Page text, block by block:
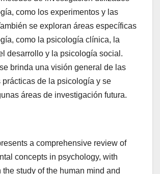
como los experimentos y las
se exploran áreas específicas
como la psicología clínica, la
desarrollo y la psicología social.
brinda una visión general de las
de la psicología y se
áreas de investigación futura.
a comprehensive review of
concepts in psychology, with
study of the human mind and